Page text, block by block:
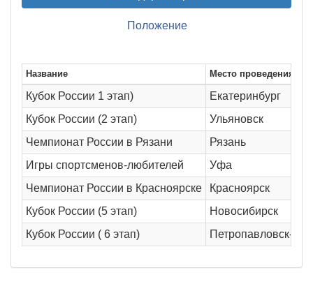
Положение
Название Место проведения
Кубок России 1 этап)
Екатеринбург
Кубок России (2 этап)
Ульяновск
Чемпионат России в Рязани
Рязань
Игры спортсменов-любителей
Уфа
Чемпионат России в Красноярске
Красноярск
Кубок России (5 этап)
Новосибирск
Кубок России ( 6 этап)
Петропавловск-